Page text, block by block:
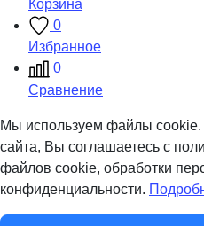
Корзина
0
Избранное
0
Сравнение
Мы используем файлы
сайта, Вы соглашаетесь с
файлов cookie, обработки
конфиденциальности.